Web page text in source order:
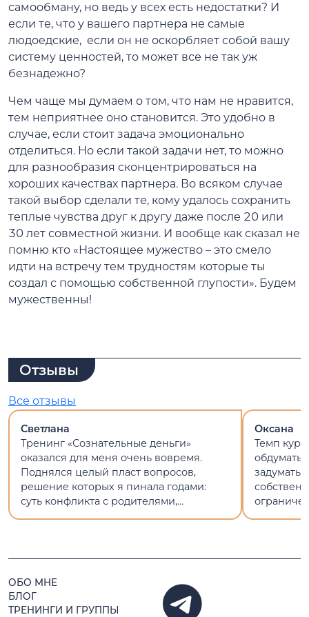
самообману, но ведь у всех есть недостатки? И
если те, что у вашего партнера не самые
людоедские, если он не оскорбляет собой вашу
систему ценностей, то может все не так уж
безнадежно?
Чем чаще мы думаем о том, что нам не нравится,
тем неприятнее оно становится. Это удобно в
случае, если стоит задача эмоционально
отделиться. Но если такой задачи нет, то можно
для разнообразия сконцентрироваться на
хороших качествах партнера. Во всяком случае
такой выбор сделали те, кому удалось сохранить
теплые чувства друг к другу даже после 20 или
30 лет совместной жизни. И вообще как сказал не
помню кто «Настоящее мужество – это смело
идти на встречу тем трудностям которые ты
создал с помощью собственной глупости». Будем
мужественны!
Отзывы
Все отзывы
Светлана
Тренинг «Сознательные деньги»
оказался для меня очень вовремя.
Поднялся целый пласт вопросов,
решение которых я пинала годами:
суть конфликта с родителями,
Оксана
Темп
обдумать
ОБО МНЕ
БЛОГ
ТРЕНИНГИ И ГРУППЫ